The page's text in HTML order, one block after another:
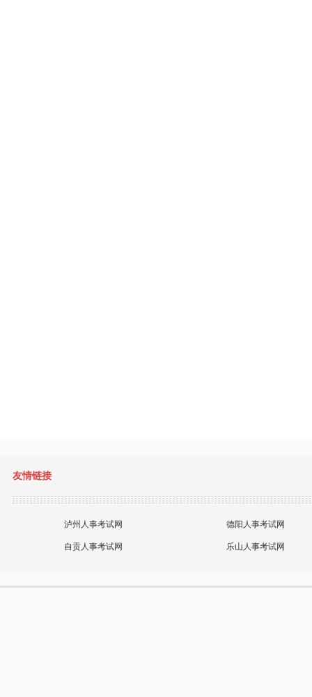
友情链接
泸州人事考试网 德阳人事考试网
自贡人事考试网 乐山人事考试网